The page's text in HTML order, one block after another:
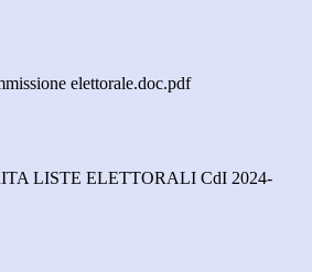
elettorale.doc.pdf
LISTE ELETTORALI CdI 2024-